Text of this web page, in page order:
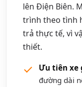
lên Điện Biên.
trình theo tình
trả thực tế, vì
thiết.
Ưu tiên xe
đường dài